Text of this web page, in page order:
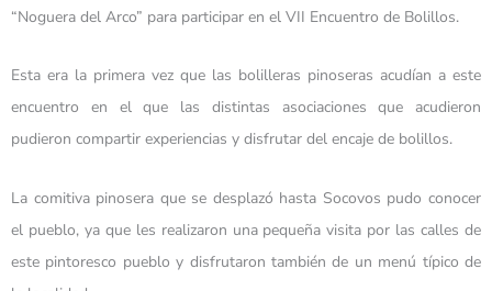
“Noguera del Arco” para participar en el VII Encuentro de Bolillos.
Esta era la primera vez que las bolilleras pinoseras acudían a este
encuentro en el que las distintas asociaciones que acudieron
pudieron compartir experiencias y disfrutar del encaje de bolillos.
La comitiva pinosera que se desplazó hasta Socovos pudo conocer
el pueblo, ya que les realizaron una pequeña visita por las calles de
este pintoresco pueblo y disfrutaron también de un menú típico de